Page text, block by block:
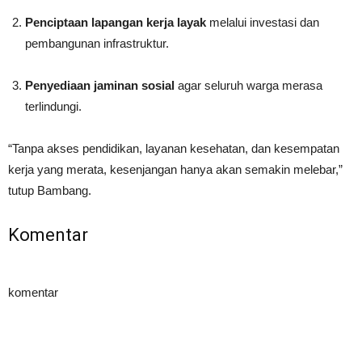
Penciptaan lapangan kerja layak melalui investasi dan
pembangunan infrastruktur.
Penyediaan jaminan sosial agar seluruh warga merasa
terlindungi.
“Tanpa akses pendidikan, layanan kesehatan, dan kesempatan
kerja yang merata, kesenjangan hanya akan semakin melebar,”
tutup Bambang.
Komentar
komentar